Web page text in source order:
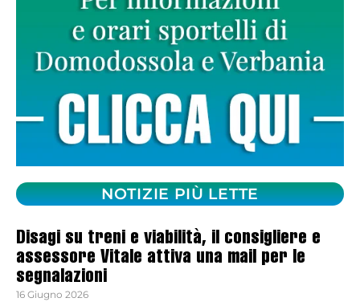
NOTIZIE PIÙ LETTE
Disagi su treni e viabilità, il consigliere e
assessore Vitale attiva una mail per le
segnalazioni
16 Giugno 2026